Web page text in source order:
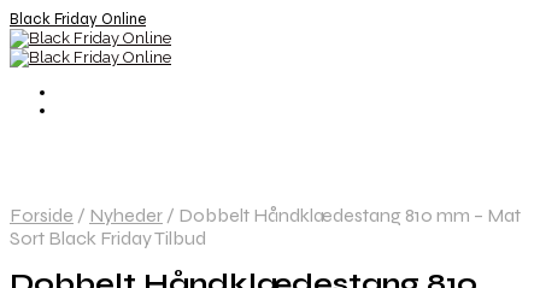
Black Friday Online
Forside / Nyheder / Dobbelt Håndklædestang 810 mm – Mat
Sort Black Friday Tilbud